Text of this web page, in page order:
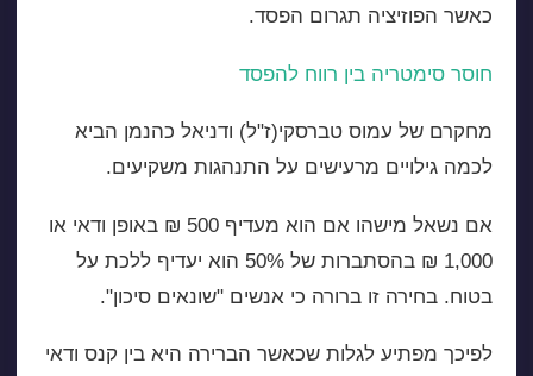
כאשר הפוזיציה תגרום הפסד.
חוסר סימטריה בין רווח להפסד
מחקרם של עמוס טברסקי(ז"ל) ודניאל כהנמן הביא
לכמה גילויים מרעישים על התנהגות משקיעים.
אם נשאל מישהו אם הוא מעדיף 500 ₪ באופן ודאי או
1,000 ₪ בהסתברות של 50% הוא יעדיף ללכת על
בטוח. בחירה זו ברורה כי אנשים "שונאים סיכון".
לפיכך מפתיע לגלות שכאשר הברירה היא בין קנס ודאי